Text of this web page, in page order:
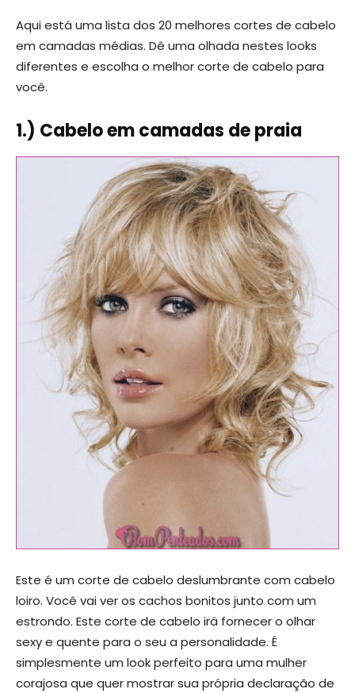
Aqui está uma lista dos 20 melhores cortes de cabelo
em camadas médias. Dê uma olhada nestes looks
diferentes e escolha o melhor corte de cabelo para
você.
1.) Cabelo em camadas de praia
Este é um corte de cabelo deslumbrante com cabelo
loiro. Você vai ver os cachos bonitos junto com um
estrondo. Este corte de cabelo irá fornecer o olhar
sexy e quente para o seu a personalidade. É
simplesmente um look perfeito para uma mulher
corajosa que quer mostrar sua própria declaração de